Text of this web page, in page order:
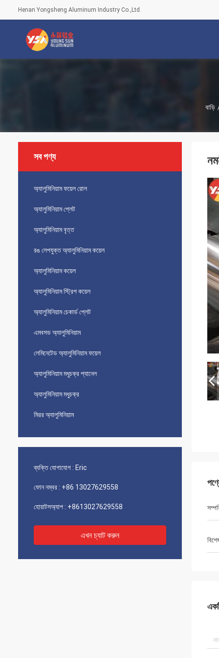
Henan Yongsheng Aluminum Industry Co.,Ltd.
বাড়ি
সব পণ্য
অ্যালুমিনিয়াম ফয়েল রোল
অ্যালুমিনিয়াম প্লেট
অ্যালুমিনিয়াম বৃত্ত
রঙ লেপযুক্ত অ্যালুমিনিয়াম কয়েল
অ্যালুমিনিয়াম কয়েল
অ্যালুমিনিয়াম স্ট্রিপ কয়েল
অ্যালুমিনিয়াম চেকার্ড প্লেট
এমবসড অ্যালুমিনিয়াম
লেমিনেটেড অ্যালুমিনিয়াম ফয়েল
অ্যালুমিনিয়াম মধুচক্র প্যানেল
অ্যালুমিনিয়াম মধুচক্র
মিরর অ্যালুমিনিয়াম
ব্যক্তি যোগাযোগ : Eric
ফোন নম্বর : +86 13027629558
হোয়াটসঅ্যাপ : +8613027629558
এখন চ্যাট করুন